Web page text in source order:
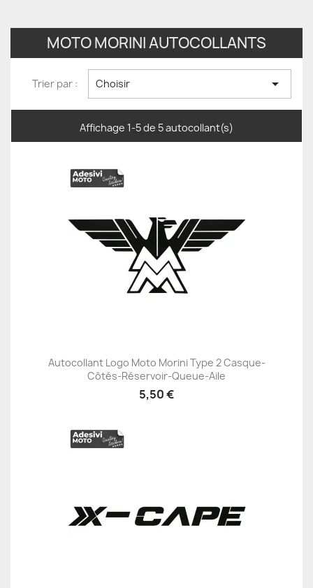
MOTO MORINI AUTOCOLLANTS
Trier par : Choisir 
Affichage 1-5 de 5 autocollant(s)
Autocollant Logo Moto Morini Type 2 Casque-
Côtés-Réservoir-Queue-Aile
5,50 €